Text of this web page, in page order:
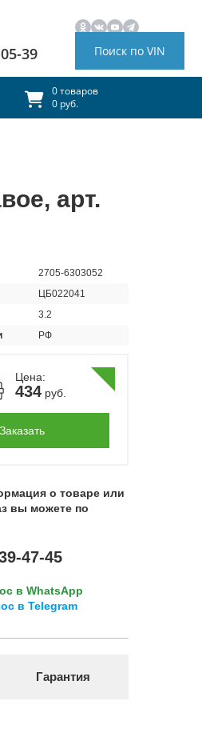
39 Поиск по VIN
0 товаров
0 руб.
арт.
2705-6303052
ЦБ022041
3.2
РФ
Цена:
434руб.
Заказать
о товаре или
вы можете по
47-45
в WhatsApp
в Telegram
Гарантия